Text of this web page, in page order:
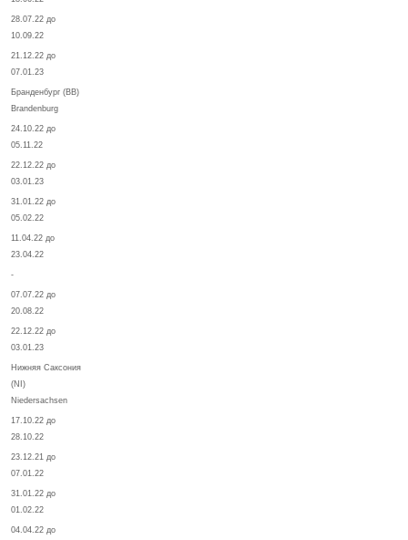
28.07.22 до
10.09.22
21.12.22 до
07.01.23
Бранденбург (BB)
Brandenburg
24.10.22 до
05.11.22
22.12.22 до
03.01.23
31.01.22 до
05.02.22
11.04.22 до
23.04.22
-
07.07.22 до
20.08.22
22.12.22 до
03.01.23
Нижняя Саксония
(NI)
Niedersachsen
17.10.22 до
28.10.22
23.12.21 до
07.01.22
31.01.22 до
01.02.22
04.04.22 до